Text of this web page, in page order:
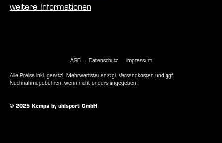
weitere Informationen
AGB Datenschutz Impressum
© 2025 Kempa by uhlsport GmbH
Alle Preise inkl. gesetzl. Mehrwertsteuer zzgl. Versandkosten und ggf.
Nachnahmegebühren, wenn nicht anders angegeben.